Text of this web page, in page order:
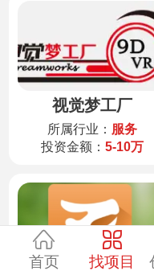
视觉梦工厂
所属行业： 服务
投资金额： 5-10万
首页 找项目
医药